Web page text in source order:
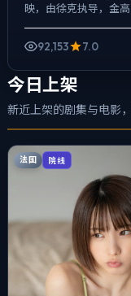
映，由徐克执导，金
叙事把过去与现在拧
92,153
7.0
今日上架
新近上架的剧集与电影
法国 院线